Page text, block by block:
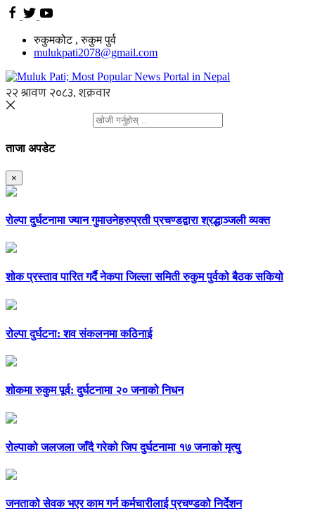
रुकुमकोट , रुकुम पुर्व
mulukpati2078@gmail.com
ताजा अपडेट
×
रोल्पा दुर्घटनामा ज्यान गुमाउनेहरुप्रती प्रचण्डद्वारा श्रद्धाञ्जली व्यक्त
शोक प्रस्ताव पारित गर्दै नेकपा जिल्ला समिती रुकुम पुर्वको बैठक सकियो
रोल्पा दुर्घटना: शव संकलनमा कठिनाई
शोकमा रुकुम पूर्व: दुर्घटनामा २० जनाको निधन
रोल्पाको जलजला जाँदै गरेको जिप दुर्घटनामा १७ जनाको मृत्यु
जनताको सेवक भएर काम गर्न कर्मचारीलाई प्रचण्डको निर्देशन